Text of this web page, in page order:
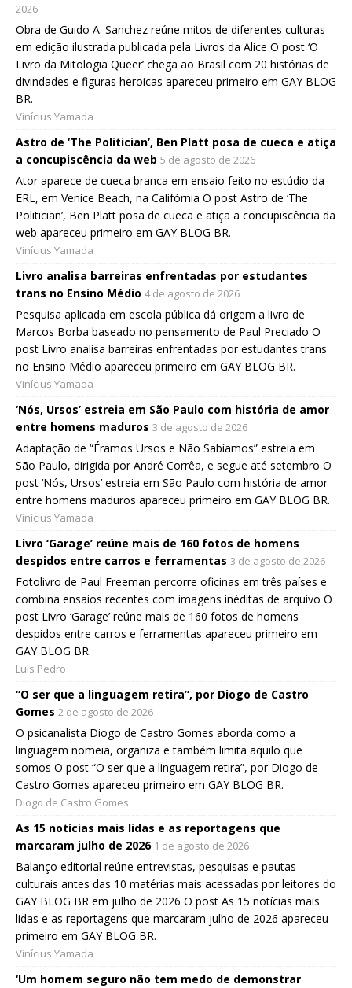
2026
Obra de Guido A. Sanchez reúne mitos de diferentes culturas
em edição ilustrada publicada pela Livros da Alice O post ‘O
Livro da Mitologia Queer’ chega ao Brasil com 20 histórias de
divindades e figuras heroicas apareceu primeiro em GAY BLOG
BR.
Vinícius Yamada
Astro de ‘The Politician’, Ben Platt posa de cueca e atiça
a concupiscência da web 5 de agosto de 2026
Ator aparece de cueca branca em ensaio feito no estúdio da
ERL, em Venice Beach, na Califórnia O post Astro de ‘The
Politician’, Ben Platt posa de cueca e atiça a concupiscência da
web apareceu primeiro em GAY BLOG BR.
Vinícius Yamada
Livro analisa barreiras enfrentadas por estudantes
trans no Ensino Médio 4 de agosto de 2026
Pesquisa aplicada em escola pública dá origem a livro de
Marcos Borba baseado no pensamento de Paul Preciado O
post Livro analisa barreiras enfrentadas por estudantes trans
no Ensino Médio apareceu primeiro em GAY BLOG BR.
Vinícius Yamada
‘Nós, Ursos’ estreia em São Paulo com história de amor
entre homens maduros 3 de agosto de 2026
Adaptação de “Éramos Ursos e Não Sabíamos” estreia em
São Paulo, dirigida por André Corrêa, e segue até setembro O
post ‘Nós, Ursos’ estreia em São Paulo com história de amor
entre homens maduros apareceu primeiro em GAY BLOG BR.
Vinícius Yamada
Livro ‘Garage’ reúne mais de 160 fotos de homens
despidos entre carros e ferramentas 3 de agosto de 2026
Fotolivro de Paul Freeman percorre oficinas em três países e
combina ensaios recentes com imagens inéditas de arquivo O
post Livro ‘Garage’ reúne mais de 160 fotos de homens
despidos entre carros e ferramentas apareceu primeiro em
GAY BLOG BR.
Luís Pedro
“O ser que a linguagem retira”, por Diogo de Castro
Gomes 2 de agosto de 2026
O psicanalista Diogo de Castro Gomes aborda como a
linguagem nomeia, organiza e também limita aquilo que
somos O post “O ser que a linguagem retira”, por Diogo de
Castro Gomes apareceu primeiro em GAY BLOG BR.
Diogo de Castro Gomes
As 15 notícias mais lidas e as reportagens que
marcaram julho de 2026 1 de agosto de 2026
Balanço editorial reúne entrevistas, pesquisas e pautas
culturais antes das 10 matérias mais acessadas por leitores do
GAY BLOG BR em julho de 2026 O post As 15 notícias mais
lidas e as reportagens que marcaram julho de 2026 apareceu
primeiro em GAY BLOG BR.
Vinícius Yamada
‘Um homem seguro não tem medo de demonstrar